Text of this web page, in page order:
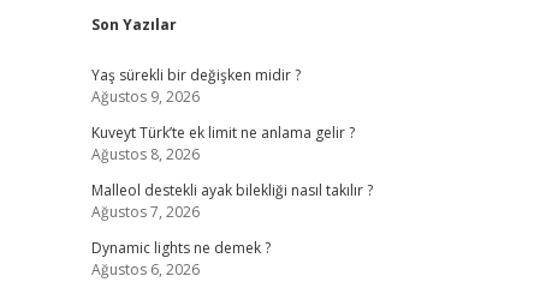
Sidebar
Son Yazılar
Yaş sürekli bir değişken midir ?
Ağustos 9, 2026
Kuveyt Türk’te ek limit ne anlama gelir ?
Ağustos 8, 2026
Malleol destekli ayak bilekliği nasıl takılır ?
Ağustos 7, 2026
Dynamic lights ne demek ?
Ağustos 6, 2026